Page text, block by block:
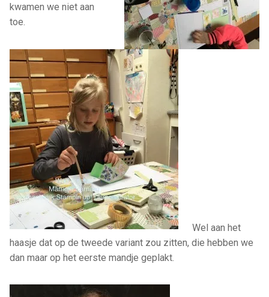
kwamen we niet aan
toe.
Wel aan het
haasje dat op de tweede variant zou zitten, die hebben we
dan maar op het eerste mandje geplakt.